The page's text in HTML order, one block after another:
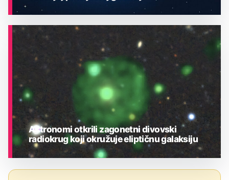
ASTRONOMIJA
Astronomi otkrili zagonetni divovski
radiokrug koji okružuje eliptičnu galaksiju